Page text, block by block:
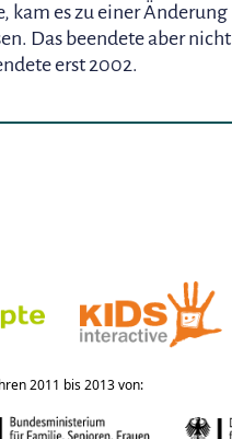
kam es zu einer Änderung
Das beendete aber nicht
erst 2002.
2011 bis 2013 von: